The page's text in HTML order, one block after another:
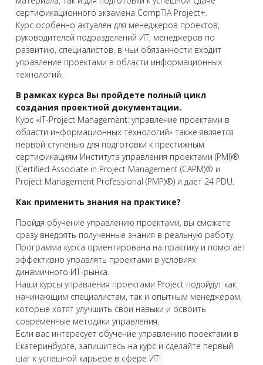
сертификационного экзамена CompTIA Project+.
Курс особенно актуален для менеджеров проектов,
руководителей подразделений ИТ, менеджеров по
развитию, специалистов, в чьи обязанности входит
управление проектами в области информационных
технологий.
В рамках курса Вы пройдете полный цикл
создания проектной документации.
Курс «IT-Project Management: управление проектами в
области информационных технологий» также является
первой ступенью для подготовки к престижным
сертификациям Института управления проектами (PMI)®
(Certified Associate in Project Management (CAPM)® и
Project Management Professional (PMP)®) и дает 24 PDU.
Как применить знания на практике?
Пройдя обучение управлению проектами, вы сможете
сразу внедрять полученные знания в реальную работу.
Программа курса ориентирована на практику и помогает
эффективно управлять проектами в условиях
динамичного ИT-рынка.
Наши курсы управления проектами Project подойдут как
начинающим специалистам, так и опытным менеджерам,
которые хотят улучшить свои навыки и освоить
современные методики управления.
Если вас интересует обучение управлению проектами в
Екатеринбурге, запишитесь на курс и сделайте первый
шаг к успешной карьере в сфере ИT!